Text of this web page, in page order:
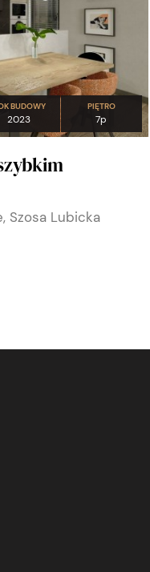
BUDOWY
2023
PIĘTRO
7p
Szosa Lubicka